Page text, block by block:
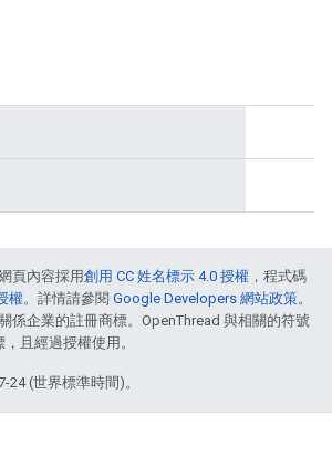
頁內容採用創用 CC 姓名標示 4.0 授權 ，程式碼
權。詳情請參閱 Google Developers 網站政策。
係企業的註冊商標。OpenThread 與相關的符號
且經過授權使用。
24 (世界標準時間)。